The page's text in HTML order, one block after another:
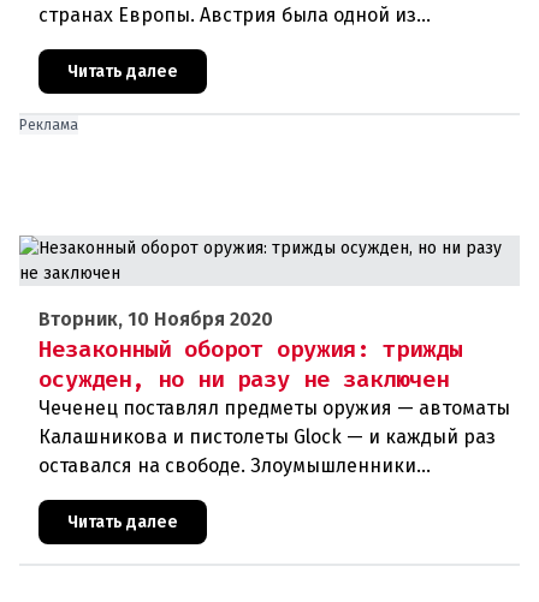
странах Европы. Австрия была одной из
образцовых стран во время первой волны
короны, но сейчас сильно отстает
Читать далее
Реклама
Вторник, 10 Ноября 2020
Незаконный оборот оружия: трижды
осужден, но ни разу не заключен
Чеченец поставлял предметы оружия — автоматы
Калашникова и пистолеты Glock — и каждый раз
оставался на свободе. Злоумышленники
используют незаконный оборот оружия в своих
террористических планах. Куйт
Читать далее